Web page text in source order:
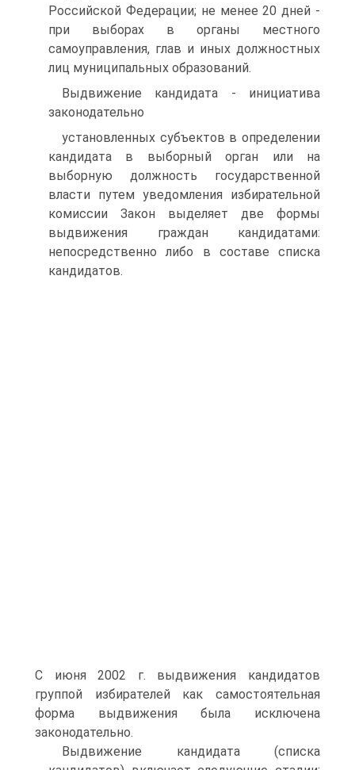
Российской Федерации; не менее 20 дней -
при выборах в органы местного
самоуправления, глав и иных должностных
лиц муниципальных образований.
Выдвижение кандидата - инициатива
законодательно
установленных субъектов в определении
кандидата в выборный орган или на
выборную должность государственной
власти путем уведомления избирательной
комиссии Закон выделяет две формы
выдвижения граждан кандидатами:
непосредственно либо в составе списка
кандидатов.
С июня 2002 г. выдвижения кандидатов
группой избирателей как самостоятельная
форма выдвижения была исключена
законодательно.
Выдвижение кандидата (списка